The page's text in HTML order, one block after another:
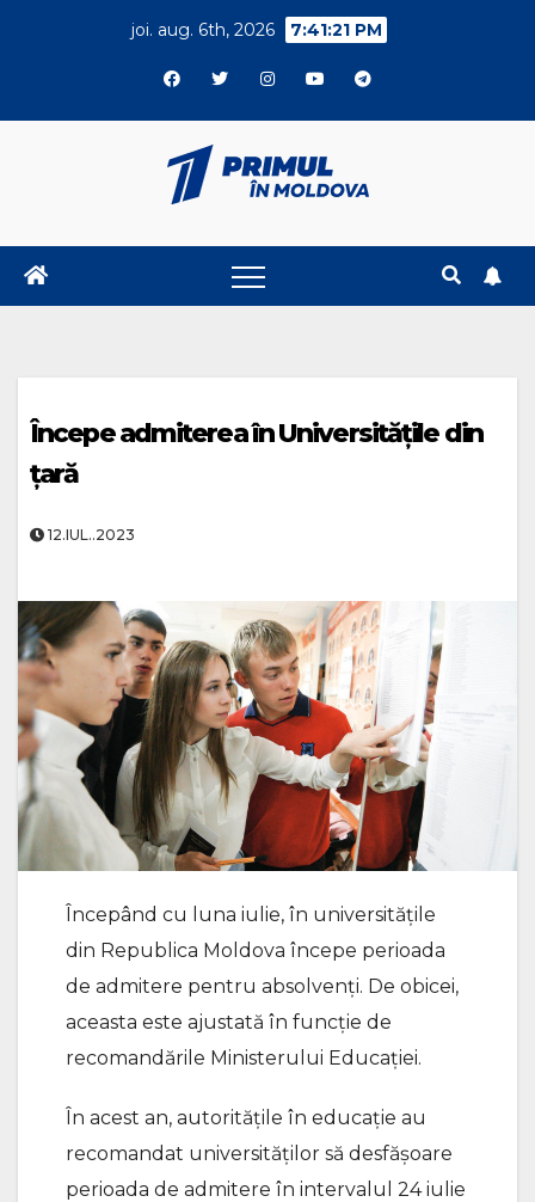
joi. aug. 6th, 2026 7:41:22 PM
Începe admiterea în Universitățile din
țară
12.IUL..2023
Începând cu luna iulie, în universitățile
din Republica Moldova începe perioada
de admitere pentru absolvenți. De obicei,
aceasta este ajustată în funcție de
recomandările Ministerului Educației.
În acest an, autoritățile în educație au
recomandat universităților să desfășoare
perioada de admitere în intervalul 24 iulie